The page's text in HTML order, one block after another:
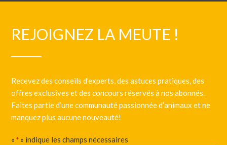
REJOIGNEZ LA MEUTE !
Recevez des conseils d’experts, des astuces pratiques, des
offres exclusives et des concours réservés à nos abonnés.
Faites partie d’une communauté passionnée d’animaux et ne
manquez plus aucune nouveauté!
«* » indique les champs nécessaires